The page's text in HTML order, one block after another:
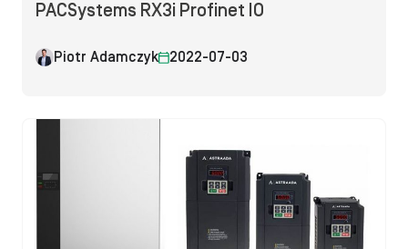
PACSystems RX3i Profinet IO
Piotr Adamczyk 2022-07-03